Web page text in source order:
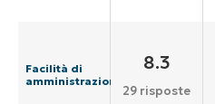
Facilità di
amministrazione
8.3
29 risposte